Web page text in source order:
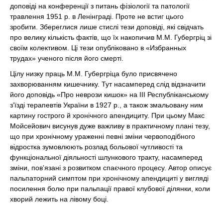
доповіді на конференції з питань фізіології та патології
травлення 1951 р. в Ленінграді. Проте не встиг цього
зробити. Збереглися лише стислі тези доповіді, які свідчать
про велику кількість фактів, що їх накопичив М.М. Губергріц зі
своїм колективом. Ці тези опубліковано в «Избранных
трудах» ученого після його смерті.
Цілу низку праць М.М. Губергріца було присвячено
захворюванням кишечнику. Тут насамперед слід відзначити
його доповідь «Про неврози кишок» на III Республіканському
з’їзді терапевтів України в 1927 р., а також змальовану ним
картину гострого й хронічного апендициту. При цьому Макс
Мойсейович висунув дуже важливу в практичному плані тезу,
що при хронічному ураженні певні зміни червоподібного
відростка зумовлюють розлад больової чутливості та
функціональної діяльності шлункового тракту, насамперед
зміни, пов’язані з розвитком спаєчного процесу. Автор описує
пальпаторний симптом при хронічному апендициті у вигляді
посилення болю при пальпації правої клубової ділянки, коли
хворий лежить на лівому боці.